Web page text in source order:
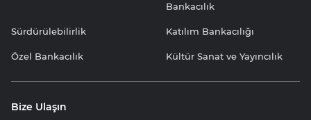
Bankacılık
Sürdürülebilirlik Katılım Bankacılığı
Özel Bankacılık Kültür Sanat ve Yayıncılık
Bize Ulaşın